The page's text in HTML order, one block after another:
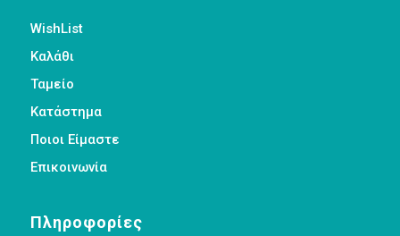
WishList
Καλάθι
Ταμείο
Κατάστημα
Ποιοι Είμαστε
Επικοινωνία
Πληροφορίες